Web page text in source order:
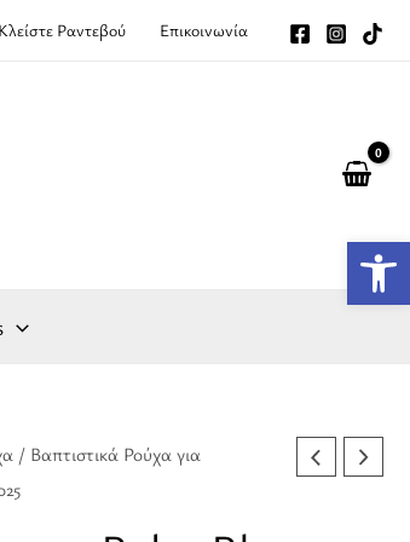
Κλείστε Ραντεβού Επικοινωνία
/ Βαπτιστικά Ρούχα για